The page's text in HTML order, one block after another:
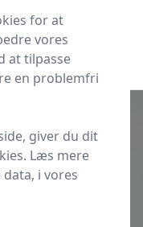
for at
vores
at tilpasse
en problemfri
giver du dit
Læs mere
i vores